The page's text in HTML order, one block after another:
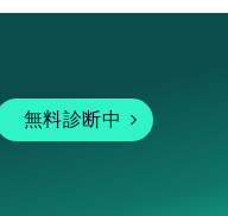
無料診断中